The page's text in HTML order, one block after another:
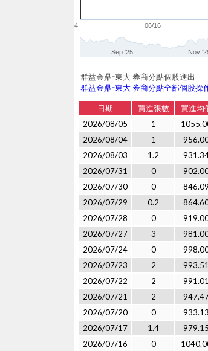
06/04 06/16
Sep '25 Nov
群益金鼎-東大 券商分點個股進出
群益金鼎-東大 券商分點全部個股操
日期 買進張數 買進均
2026/08/05
1
2026/08/04
1
2026/08/03
1.2
2026/07/31
0
2026/07/30
0 846.09
2026/07/29
0.2
2026/07/28
0
2026/07/27
3
2026/07/24
0
2026/07/23
2 993.51
2026/07/22
2 991.01
2026/07/21
2
2026/07/20
0 933.13
2026/07/17
1.4 979.15
2026/07/16
0